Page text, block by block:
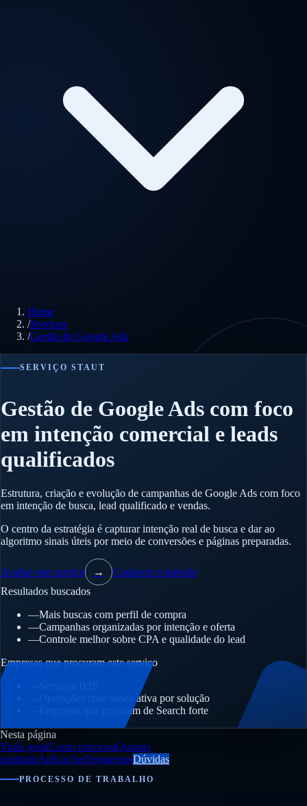
Home
/Serviços
/Gestão de Google Ads
SERVIÇO STAUT
Gestão de Google Ads com foco
em intenção comercial e leads
qualificados
Estrutura, criação e evolução de campanhas de Google Ads com foco
em intenção de busca, lead qualificado e vendas.
O centro da estratégia é capturar intenção real de busca e dar ao
algoritmo sinais úteis por meio de conversões e páginas preparadas.
Avaliar este serviço →
Conhecer o método
Resultados buscados
—Mais buscas com perfil de compra
—Campanhas organizadas por intenção e oferta
—Controle melhor sobre CPA e qualidade do lead
Empresas que procuram este serviço
Operações com busca ativa por solução
Empresas que precisam de Search forte
Nesta página
Visão geralComo funcionaQuando
contratarAplicaçõesSegmentosDúvidas
PROCESSO DE TRABALHO